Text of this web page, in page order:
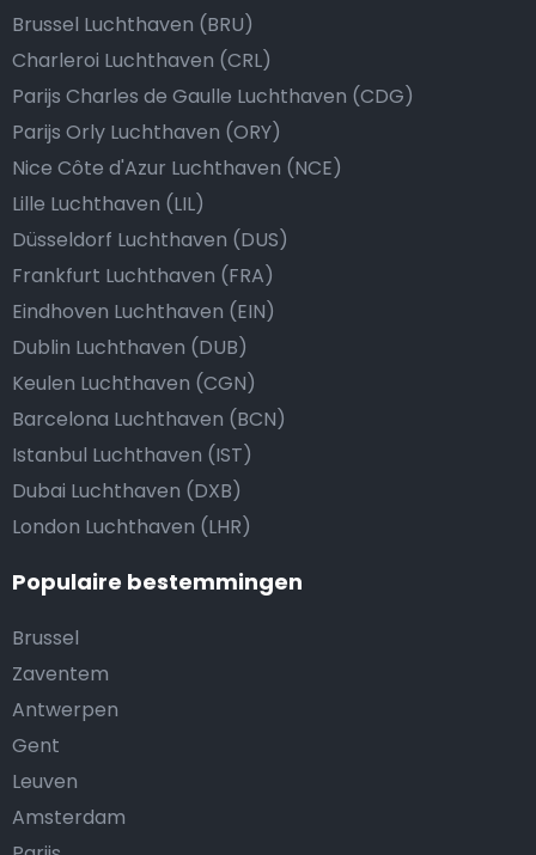
Brussel Luchthaven (BRU)
Charleroi Luchthaven (CRL)
Parijs Charles de Gaulle Luchthaven (CDG)
Parijs Orly Luchthaven (ORY)
Nice Côte d'Azur Luchthaven (NCE)
Lille Luchthaven (LIL)
Düsseldorf Luchthaven (DUS)
Frankfurt Luchthaven (FRA)
Eindhoven Luchthaven (EIN)
Dublin Luchthaven (DUB)
Keulen Luchthaven (CGN)
Barcelona Luchthaven (BCN)
Istanbul Luchthaven (IST)
Dubai Luchthaven (DXB)
London Luchthaven (LHR)
Populaire bestemmingen
Brussel
Zaventem
Antwerpen
Gent
Leuven
Amsterdam